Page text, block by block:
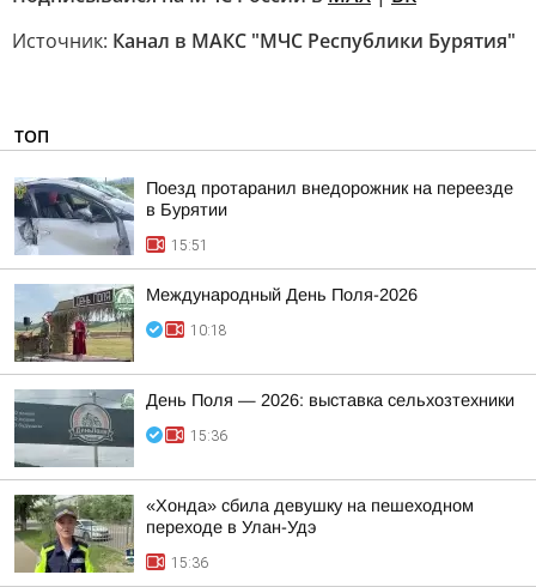
Источник: Канал в МАКС "МЧС Республики Бурятия"
ТОП
Поезд протаранил внедорожник на переезде
в Бурятии
15:51
Международный День Поля-2026
10:18
День Поля — 2026: выставка сельхозтехники
15:36
«Хонда» сбила девушку на пешеходном
переходе в Улан-Удэ
15:36